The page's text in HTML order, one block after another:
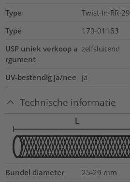
Type
Twist-In-RR-29
Type
170-01163
USP uniek verkoop a
rgument
zelfsluitend
UV-bestendig ja/nee ja
Technische informatie
Bundel diameter 25-29 mm